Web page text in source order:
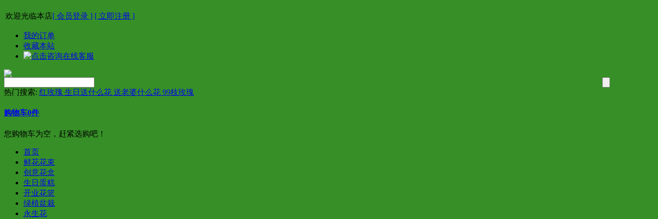
欢迎光临本店[ 会员登录 ] [ 立即注册 ]
我的订单
收藏本站
热门搜索: 红玫瑰 生日送什么花 送老婆什么花 99枝玫瑰
购物车0件
您购物车为空，赶紧选购吧！
首页
鲜花花束
创意花盒
生日蛋糕
开业花篮
绿植盆栽
永生花